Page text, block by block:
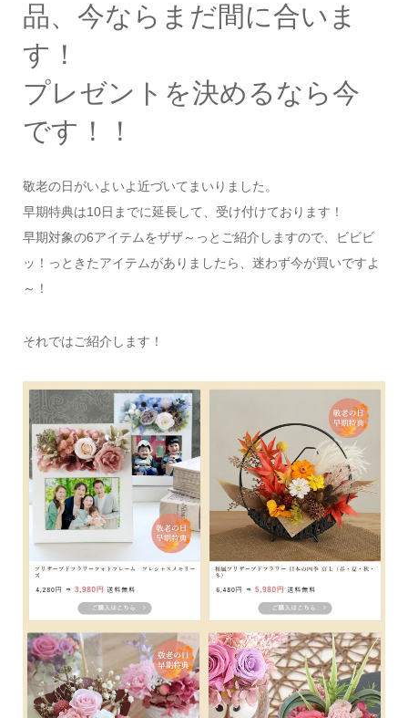
品、今ならまだ間に合いま
す！
プレゼントを決めるなら今
です！！
敬老の日がいよいよ近づいてまいりました。
早期特典は10日までに延長して、受け付けております！
早期対象の6アイテムをザザ～っとご紹介しますので、ビビビ
ッ！っときたアイテムがありましたら、迷わず今が買いですよ
～！
それではご紹介します！